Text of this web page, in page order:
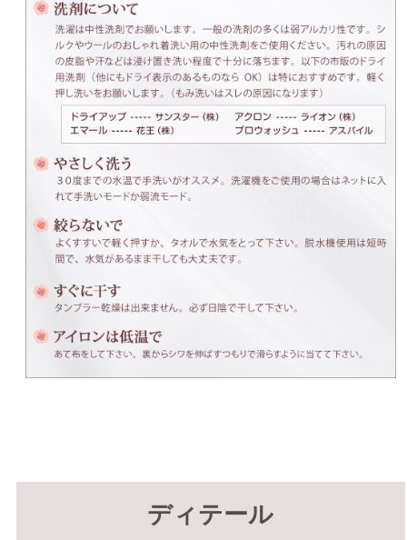
ディテール